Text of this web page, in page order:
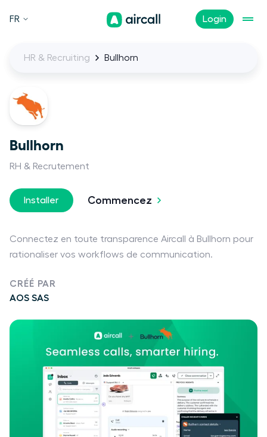
Login
FR
HR & Recruiting Bullhorn
Bullhorn
RH & Recrutement
Installer Commencez
Connectez en toute transparence Aircall à Bullhorn pour
rationaliser vos workflows de communication.
CRÉÉ PAR
AOS SAS